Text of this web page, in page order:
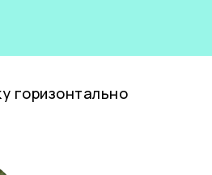
горизонтально